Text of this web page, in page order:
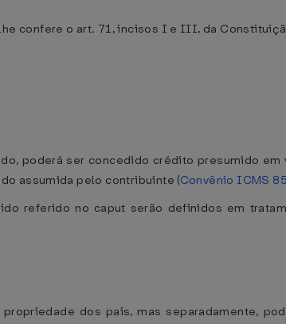
confere o art. 71, incisos I e III, da
poderá ser concedido crédito presumido em
assumida pelo contribuinte (Convênio ICMS
referido no caput serão definidos em
dos pais, mas separadamente,